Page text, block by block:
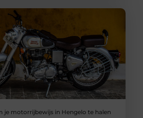
je motorrijbewijs in Hengelo te halen